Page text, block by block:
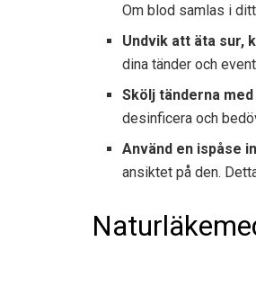
Om blod samlas i
Undvik att äta sur,
dina tänder och
Skölj tänderna
desinficera och
Använd en ispåse
ansiktet på den.